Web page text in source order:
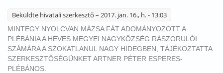
Beküldte hivatali szerkesztő – 2017. jan. 16., h. - 13:03
MINTEGY NYOLCVAN MÁZSA FÁT ADOMÁNYOZOTT A
PLÉBÁNIA A HEVES MEGYEI NAGYKÖZSÉG RÁSZORULÓI
SZÁMÁRA A SZOKATLANUL NAGY HIDEGBEN, TÁJÉKOZTATTA
SZERKESZTŐSÉGÜNKET ARTNER PÉTER ESPERES-
PLÉBÁNOS.